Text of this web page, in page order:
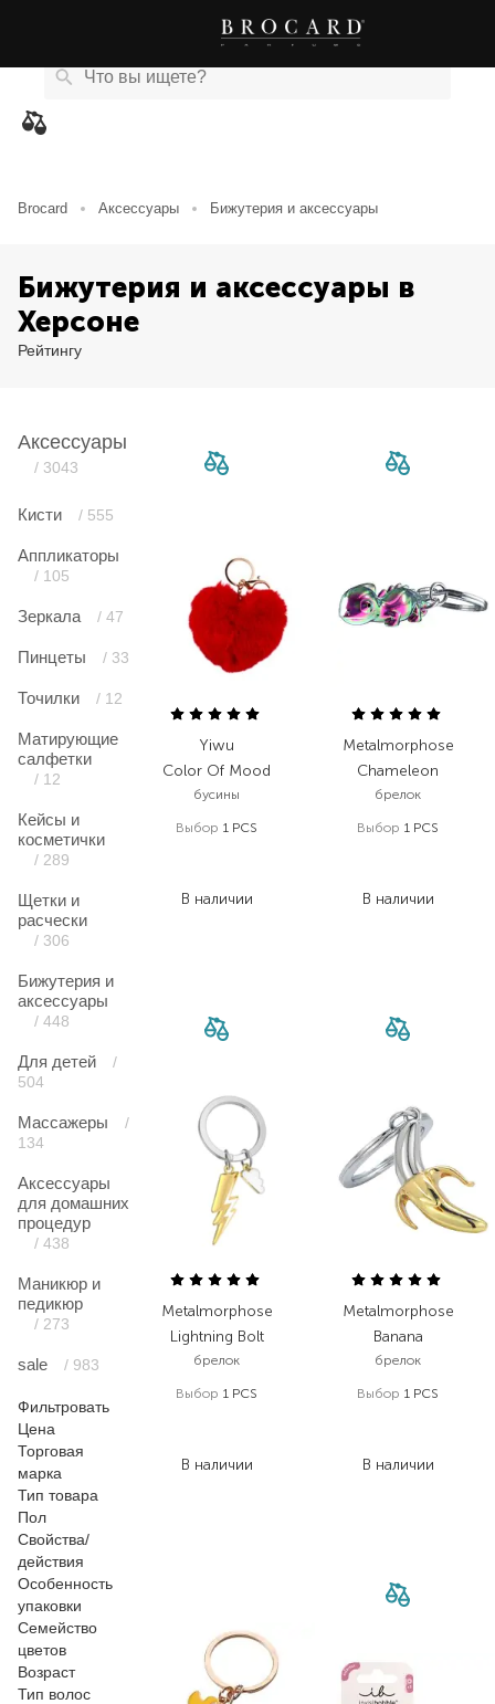
Brocard Аксессуары Бижутерия и аксессуары
Бижутерия и аксессуары в
Херсоне
Рейтингу
Аксессуары
/ 3043
Кисти / 555
Аппликаторы
/ 105
Зеркала / 47
Пинцеты / 33
Точилки / 12
Матирующие
салфетки
/ 12
Кейсы и
косметички
/ 289
Щетки и
расчески
/ 306
Бижутерия и
аксессуары
/ 448
Для детей
/
504
Массажеры
/
134
Аксессуары
для домашних
процедур
/ 438
Маникюр и
педикюр
/ 273
sale / 983
Фильтровать
Цена
Торговая
марка
Тип товара
Пол
Свойства/
действия
Особенность
упаковки
Семейство
цветов
Возраст
Тип волос
Yiwu
Color Of Mood
бусины
Выбор 1 PCS
В наличии
Metalmorphose
Chameleon
брелок
Выбор 1 PCS
В наличии
Metalmorphose
Lightning Bolt
брелок
Выбор 1 PCS
В наличии
Metalmorphose
Banana
брелок
Выбор 1 PCS
В наличии